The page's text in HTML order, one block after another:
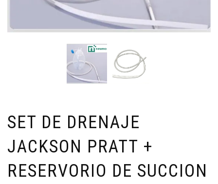
SET DE DRENAJE
JACKSON PRATT +
RESERVORIO DE SUCCION